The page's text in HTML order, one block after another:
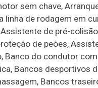
sem chave,
de rodagem em
de pré-
de peões,
do condutor
Bancos desportivos
Bancos